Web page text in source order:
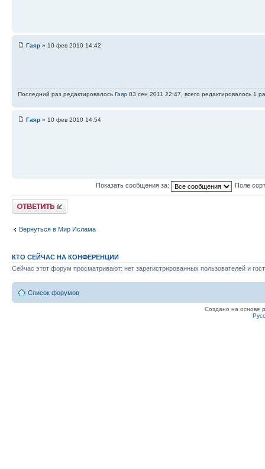
Гаяр » 10 фев 2010 14:42
Последний раз редактировалось Гаяр 03 сен 2011 22:47, всего редактировалось 1
Гаяр » 10 фев 2010 14:54
Показать сообщения за: Поле
Ответить
Вернуться в Мир Ислама
КТО СЕЙЧАС НА КОНФЕРЕНЦИИ
Сейчас этот форум просматривают: нет зарегистрированных пользователей и
Список форумов
Создано на основе